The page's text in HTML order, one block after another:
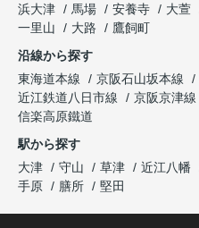
浜大津
馬場 安養寺 大萱
一里山
大路
鷹飼町
沿線から探す
東海道本線
京阪石山坂本線
近江鉄道八日市線
京阪京津線
信楽高原鐵道
駅から探す
大津
守山 草津 近江八幡
手原
膳所 堅田